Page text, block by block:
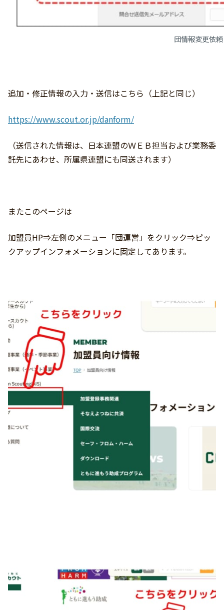
団情報変更依
追加・修正情報の入力・送信はこちら（上記と同じ）
https://www.scout.or.jp/danform/
（送信された情報は、日本連盟のＷＥＢ担当および業務委
託先にあわせ、所属県連盟にも同送されます）
またこのページは
加盟員HP⇒左側のメニュー「団運営」をクリック⇒ピッ
クアップインフォメーションに固定してあります。